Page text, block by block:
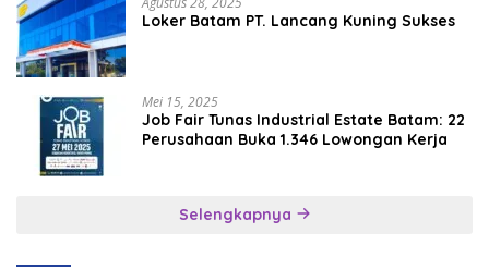
Loker Batam PT. Lancang Kuning Sukses
Mei 15, 2025
Job Fair Tunas Industrial Estate Batam: 22
Perusahaan Buka 1.346 Lowongan Kerja
Selengkapnya